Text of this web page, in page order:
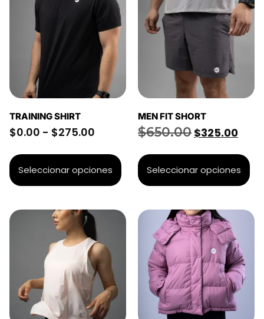
TRAINING SHIRT
$0.00 - $275.00
Seleccionar opciones
MEN FIT SHORT
$650.00 $325.00
Seleccionar opciones